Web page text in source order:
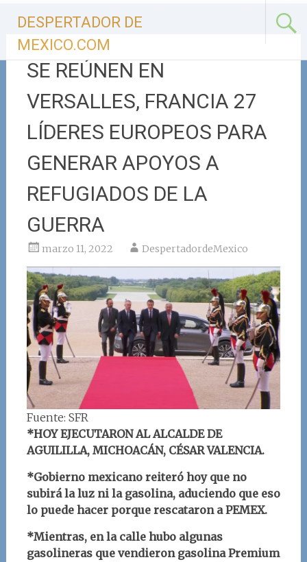
contenido
DESPERTADOR DE
MEXICO.COM
SE REÚNEN EN
VERSALLES, FRANCIA 27
LÍDERES EUROPEOS PARA
GENERAR APOYOS A
REFUGIADOS DE LA
GUERRA
marzo 11, 2022 DespertadordeMexico
Fuente: SFR
*HOY EJECUTARON AL ALCALDE DE
AGUILILLA, MICHOACÁN, CÉSAR VALENCIA.
*Gobierno mexicano reiteró hoy que no
subirá la luz ni la gasolina, aduciendo que eso
lo puede hacer porque rescataron a PEMEX.
*Mientras, en la calle hubo algunas
gasolineras que vendieron gasolina Premium